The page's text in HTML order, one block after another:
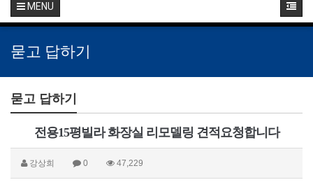
MENU
묻고 답하기
묻고 답하기
전용15평빌라 화장실 리모델링 견적요청합니다
강상희 0 47,229